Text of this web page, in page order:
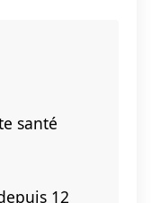
santé
12